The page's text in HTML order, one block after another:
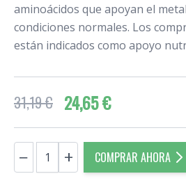
aminoácidos que apoyan el
condiciones normales. Los
están indicados como apoyo
31,19 € 24,65 €
Cantidad
− + COMPRAR AHORA